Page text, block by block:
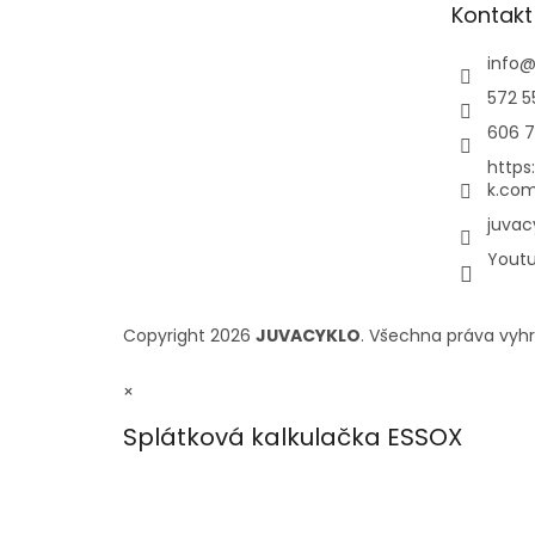
Kontakt
info@
572
606
Copyright 2026 JUVACYKLO. Všechna práva
×
Splátková kalkulačka ESSOX